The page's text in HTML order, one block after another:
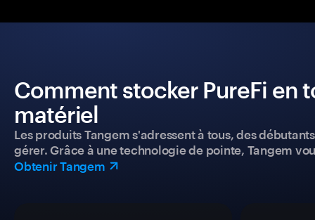
Comment stocker PureFi en
matériel
Les produits Tangem s'adressent à tous, des
gérer. Grâce à une technologie de pointe, Tangem
Obtenir Tangem